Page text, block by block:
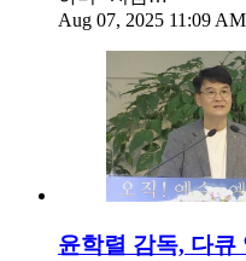
Aug 07, 2025 11:09
윤학렬 감독, 다큐